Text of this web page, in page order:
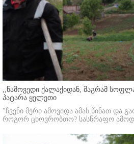
,,წამოვედი ქალაქიდან, მაგრამ
პატარა ყელეთი
"ჩვენი მერი ამოვიდა ამას წინათ და
როგორ ცხოვრობთო? სასწრაფო